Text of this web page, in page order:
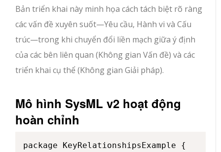
Bản triển khai này minh họa cách tách biệt rõ ràng
các vấn đề xuyên suốt—Yêu cầu, Hành vi và Cấu
trúc—trong khi chuyển đổi liền mạch giữa ý định
của các bên liên quan (Không gian Vấn đề) và các
triển khai cụ thể (Không gian Giải pháp).
Mô hình SysML v2 hoạt động
hoàn chỉnh
package KeyRelationshipsExample {